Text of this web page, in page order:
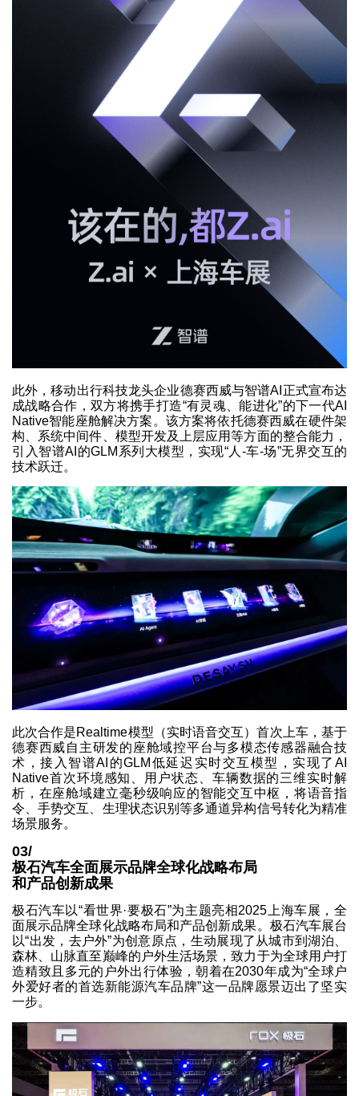
此外，移动出行科技龙头企业德赛西威与智谱AI正式宣布达
成战略合作，双方将携手打造“有灵魂、能进化”的下一代AI
Native智能座舱解决方案。该方案将依托德赛西威在硬件架
构、系统中间件、模型开发及上层应用等方面的整合能力，
引入智谱AI的GLM系列大模型，实现“人-车-场”无界交互的
技术跃迁。
此次合作是Realtime模型（实时语音交互）首次上车，基于
德赛西威自主研发的座舱域控平台与多模态传感器融合技
术，接入智谱AI的GLM低延迟实时交互模型，实现了AI
Native首次环境感知、用户状态、车辆数据的三维实时解
析，在座舱域建立毫秒级响应的智能交互中枢，将语音指
令、手势交互、生理状态识别等多通道异构信号转化为精准
场景服务。
03/
极石汽车全面展示品牌全球化战略布局
和产品创新成果
极石汽车以“看世界·要极石”为主题亮相2025上海车展，全
面展示品牌全球化战略布局和产品创新成果。极石汽车展台
以“出发，去户外”为创意原点，生动展现了从城市到湖泊、
森林、山脉直至巅峰的户外生活场景，致力于为全球用户打
造精致且多元的户外出行体验，朝着在2030年成为“全球户
外爱好者的首选新能源汽车品牌”这一品牌愿景迈出了坚实
一步。